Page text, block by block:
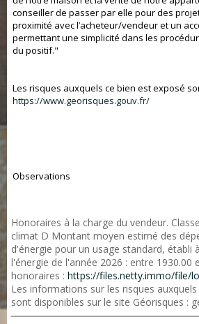
conseiller de passer par elle pour des
proximité avec l’acheteur/vendeur et un
permettant une simplicité dans les
du positif."
Les risques auxquels ce bien est exposé
https://www.georisques.gouv.fr/
Observations
Honoraires à la charge du vendeur.
climat D Montant moyen estimé des
d'énergie pour un usage standard, établi
l'énergie de l'année 2026 : entre 1930.00
honoraires : https://files.netty.immo/file/
Les informations sur les risques
sont disponibles sur le site Géorisques :